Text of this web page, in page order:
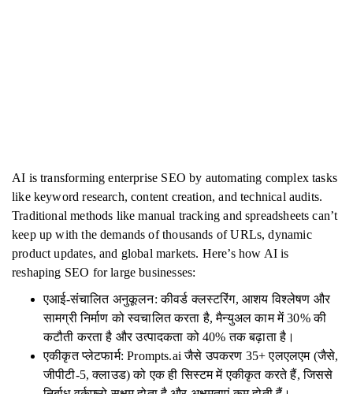
AI is transforming enterprise SEO by automating complex tasks
like keyword research, content creation, and technical audits.
Traditional methods like manual tracking and spreadsheets can’t
keep up with the demands of thousands of URLs, dynamic
product updates, and global markets. Here’s how AI is
reshaping SEO for large businesses:
एआई-संचालित अनुकूलन: कीवर्ड क्लस्टरिंग, आशय विश्लेषण और
सामग्री निर्माण को स्वचालित करता है, मैन्युअल काम में 30% की
कटौती करता है और उत्पादकता को 40% तक बढ़ाता है।
एकीकृत प्लेटफार्म: Prompts.ai जैसे उपकरण 35+ एलएलएम (जैसे,
जीपीटी-5, क्लाउड) को एक ही सिस्टम में एकीकृत करते हैं, जिससे